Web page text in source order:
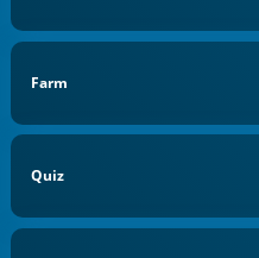
Farm
Quiz